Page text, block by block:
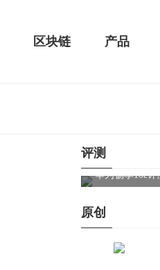
区块链 产品
评测
华为畅享10e
原创